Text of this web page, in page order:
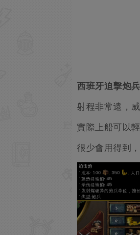
西班牙迫擊炮
射程非常遠，
實際上船可以
很少會用得到